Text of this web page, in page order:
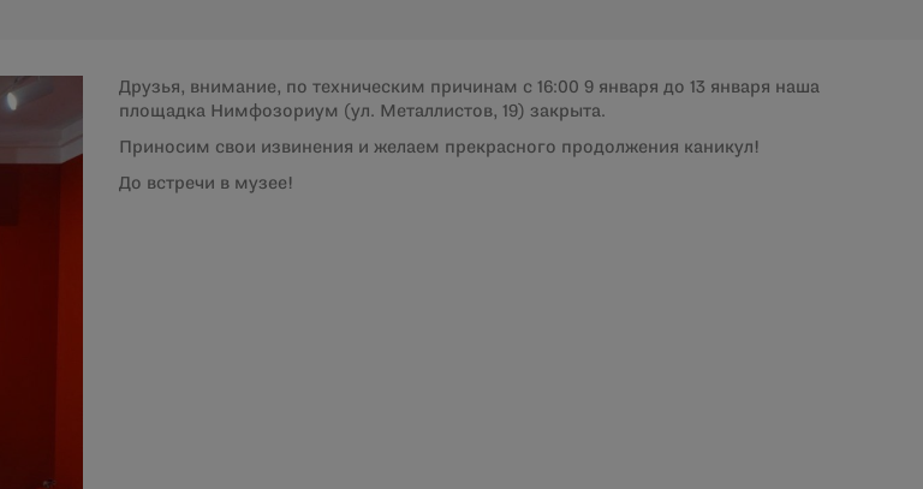
Друзья, внимание, по техническим причинам с 16:00 9 января до 13 января наша
площадка Нимфозориум (ул. Металлистов, 19) закрыта.
Приносим свои извинения и желаем прекрасного продолжения каникул!
До встречи в музее!